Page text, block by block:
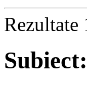
Rezultate
Subiect: